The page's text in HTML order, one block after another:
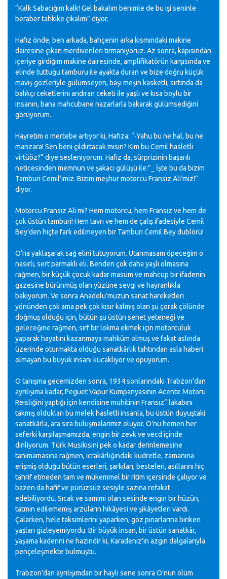
“Kalk Sabacığım kalk! Gel bakalım benimle de bu işi seninle
beraber tahkike çıkalım” diyor.
Hafız önde, ben arkada, bahçenin arka kısmındaki makine
dairesine çıkan merdivenleri tırmanıyoruz. Az sonra, kapısından
içeriye girdiğim makine dairesinde, amplifikatörün karşısında ve
elinde tuttuğu tamburu ile ayakta duran ve bize doğru küçük
maviş gözleriyle gülümseyen, başı meşin kasketli, sırtında da
balıkçı ceketlerini andıran ceketi ile yaşlı ve kısa boylu bir
insanın, bana mahcubane nazarlarla bakarak gülümsediğini
görüyorum.
Hayretim o mertebe artıyor ki, Hafıza: “-Yahu bu ne hal, bu ne
manzara! Sen beni çıldırtacak mısın? Kim bu Cemil hasletli
virtüöz?” diye sesleniyorum. Hafız da, sürprizinin başarılı
neticesinden memnun ve şakacı gülüşü ile:”_ İşte bu da bizim
Tamburi Cemil’imiz. Bizim meşhur motorcu Fransız Ali’miz!”
diyor.
Motorcu Fransız Ali mi? Hem motorcu, hem Fransız ve hem de
çok üstün tamburi! Hem tavrı ve hem de çalış ifadesiyle Cemil
Bey’den hiçte fark edilmeyen bir Tamburi Cemil Bey dublörü!
O’na yaklaşarak sağ elini tutuyorum. Utanmasam öpeceğim o
nasırlı, sert parmaklı eli. Benden çok daha yaşlı olmasına
rağmen, bir küçük çocuk kadar masum ve mahcup bir ifadenin
gazesine bürünmüş olan yüzüne sevgi ve hayranlıkla
bakıyorum. Ve sonra Anadolu’muzun sanat hareketleri
yönünden çok ama pek çok kısır kalmış olan şu çorak çölünde
doğmuş olduğu için, bütün şu üstün senet yeteneği ve
geleceğine rağmen, sırf bir lokma ekmek için motorculuk
yaparak hayatını kazanmaya mahkûm olmuş ve fakat aslında
üzerinde oturmakta olduğu sanatkârlık tahtından asla haberi
olmayan bu büyük insanı kucaklıyor ve öpüyorum.
O tanışma gecemizden sonra, 1934 sonlarındaki Trabzon’dan
ayrılışıma kadar, Peguet Vapur Kumpanyasının Acente Motoru
Reisliğini yaptığı için kendisine muhitinin Fransız” lakabını
takmış oldukları bu melek hasletli insanla, bu üstün duyuştaki
sanatkârla, ara sıra buluşmalarımız oluyor. O’nu hemen her
seferki karşılaşmamızda, engin bir zevk ve vecd içinde
dinliyorum. Türk Musikisini pek o kadar derinlemesine
tanımamasına rağmen, icrakârlığındaki kudretle, zamanına
erişmiş olduğu bütün eserleri, şarkıları, besteleri, asıllarını hiç
tahrif etmeden tam ve mükemmel bir ritim içersinde çalıyor ve
bazen da hafif ve pürüzsüz sesiyle sazına refakat
edebiliyordu. Sıcak ve samimi olan sesinde engin bir hüzün,
tatmin edilememiş arzuların hikâyesi ve şikâyetleri vardı.
Çalarken, hele taksimlerini yaparken, göz pınarlarına biriken
yaşları gizleyemiyordu. Bir büyük insan, bir üstün sanatkâr,
yaşama kaderini ne hazindir ki, Karadeniz’in azgın dalgalarıyla
pençeleşmekte bulmuştu.
Trabzon’dan ayrılışımdan bir hayli sene sonra O’nun ölüm